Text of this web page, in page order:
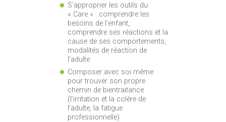
S’approprier les outils du
« Care » : comprendre les
besoins de l’enfant,
comprendre ses réactions et la
cause de ses comportements,
modalités de réaction de
l’adulte
Composer avec soi même
pour trouver son propre
chemin de bientraitance
(l’irritation et la colère de
l’adulte, la fatigue
professionnelle)